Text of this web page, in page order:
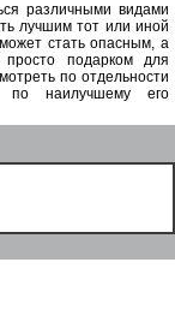
различными видами
лучшим тот или иной
стать опасным, а
подарком для
по отдельности
наилучшему его